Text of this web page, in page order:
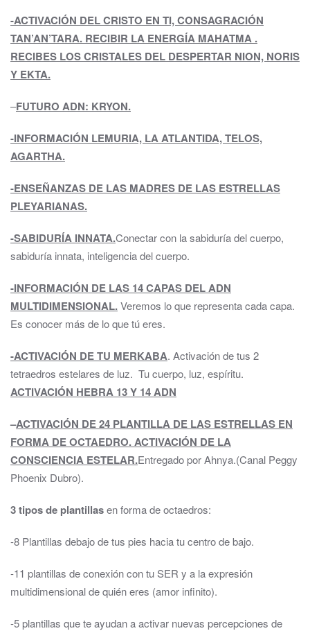
-ACTIVACIÓN DEL CRISTO EN TI, CONSAGRACIÓN
TAN’AN’TARA. RECIBIR LA ENERGÍA MAHATMA .
RECIBES LOS CRISTALES DEL DESPERTAR NION, NORIS
Y EKTA.
–FUTURO ADN: KRYON.
-INFORMACIÓN LEMURIA, LA ATLANTIDA, TELOS,
AGARTHA.
-ENSEÑANZAS DE LAS MADRES DE LAS ESTRELLAS
PLEYARIANAS.
-SABIDURÍA INNATA.Conectar con la sabiduría del cuerpo,
sabiduría innata, inteligencia del cuerpo.
-INFORMACIÓN DE LAS 14 CAPAS DEL ADN
MULTIDIMENSIONAL.Veremos lo que representa cada capa.
Es conocer más de lo que tú eres.
-ACTIVACIÓN DE TU MERKABA. Activación de tus 2
tetraedros estelares de luz. Tu cuerpo, luz, espíritu.
ACTIVACIÓN HEBRA 13 Y 14 ADN
–ACTIVACIÓN DE 24 PLANTILLA DE LAS ESTRELLAS EN
FORMA DE OCTAEDRO. ACTIVACIÓN DE LA
CONSCIENCIA ESTELAR.Entregado por Ahnya.(Canal Peggy
Phoenix Dubro).
3 tipos de plantillasen forma de octaedros:
-8 Plantillas debajo de tus pies hacia tu centro de bajo.
-11 plantillas de conexión con tu SER y a la expresión
multidimensional de quién eres (amor infinito).
-5 plantillas que te ayudan a activar nuevas percepciones de